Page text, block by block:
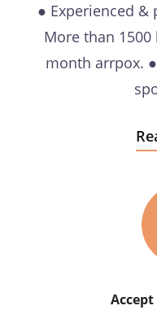
● Experienced &
More than
month arrpox.